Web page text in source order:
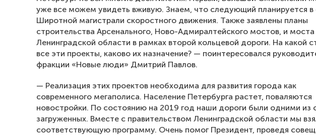
уже все можем увидеть вживую. Знаем, что следующий планируется в
Широтной магистрали скоростного движения. Также заявлены планы
строительства Арсенального, Ново-Адмиралтейского мостов, и моста
Ленинградской области в рамках второй кольцевой дороги. На какой
все эти проекты, каково их назначение? — поинтересовался
фракции «Новые люди» Дмитрий Павлов.
— Реализация этих проектов необходима для развития города как
современного мегаполиса. Население Петербурга растет, поваляются
новостройки. По состоянию на 2019 год наши дороги были одними из
загруженных. Вместе с правительством Ленинградской области мы
соответствующую программу. Очень помог Президент, проведя